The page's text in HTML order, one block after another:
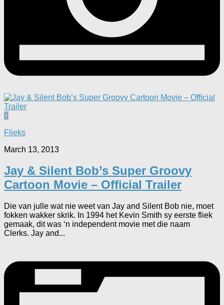
0
Flieks
March 13, 2013
Jay & Silent Bob’s Super Groovy
Cartoon Movie – Official Trailer
Die van julle wat nie weet van Jay and Silent Bob nie, moet
fokken wakker skrik. In 1994 het Kevin Smith sy eerste fliek
gemaak, dit was ‘n independent movie met die naam
Clerks. Jay and...